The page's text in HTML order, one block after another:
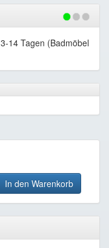
14 Tagen (Badmöbel
In den Warenkorb